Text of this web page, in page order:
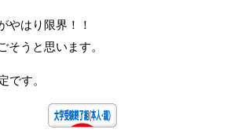
やはり限界！！
そうと思います。
です。